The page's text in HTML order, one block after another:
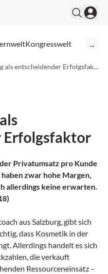
Kongresswelt
Gute Beratung als entscheidender Erfolgsfaktor
Erfolgsfaktor
Privatumsatz pro Kunde
zwar hohe Margen,
allerdings keine erwarten.
aus Salzburg, gibt sich
dass Kosmetik in der
Allerdings handelt es sich
die verkauft
Ressourceneinsatz –